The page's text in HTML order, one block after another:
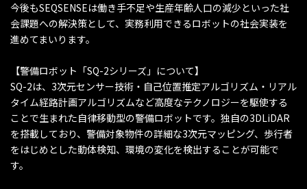
今後もSEQSENSEは働き手不足や生産年齢人口の減少といった社
会課題への解決策として、実務利用できるロボットの社会実装を
進めてまいります。
【警備ロボット「SQ-2シリーズ」について】
SQ-2は、3次元センサー技術・自己位置推定アルゴリズム・リアル
タイム経路計画アルゴリズムなど高度なテクノロジーを駆使する
ことで生まれた自律移動型の警備ロボットです。独自の3DLiDAR
を搭載しており、警備対象物件の詳細な3次元マッピング、歩行者
をはじめとした動体検知、環境の変化を検出することが可能で
す。